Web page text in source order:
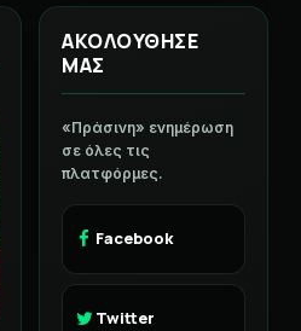
ΑΚΟΛΟΥΘΗΣΕ
ΜΑΣ
«Πράσινη» ενημέρωση
σε όλες τις
πλατφόρμες.
Facebook
Twitter